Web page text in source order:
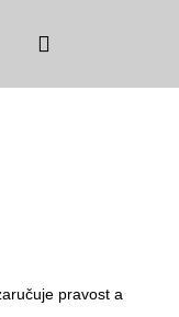
Barva kamínků
pravost a